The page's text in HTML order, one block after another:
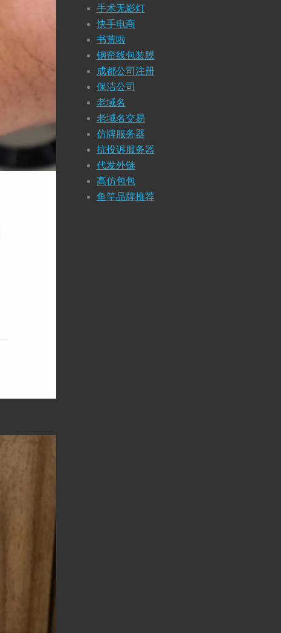
手术无影灯
快手电商
书荒啦
钢帘线包装膜
成都公司注册
保洁公司
老域名
老域名交易
仿牌服务器
抗投诉服务器
代发外链
高仿包包
鱼竿品牌推荐